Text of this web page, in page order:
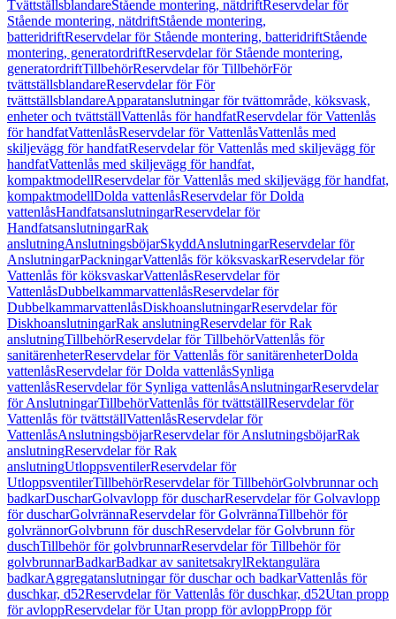
TvättställsblandareStående montering, nätdriftReservdelar för
Stående montering, nätdriftStående montering,
batteridriftReservdelar för Stående montering, batteridriftStående
montering, generatordriftReservdelar för Stående montering,
generatordriftTillbehörReservdelar för TillbehörFör
tvättställsblandareReservdelar för För
tvättställsblandareApparatanslutningar för tvättområde, köksvask,
enheter och tvättställVattenlås för handfatReservdelar för Vattenlås
för handfatVattenlåsReservdelar för VattenlåsVattenlås med
skiljevägg för handfatReservdelar för Vattenlås med skiljevägg för
handfatVattenlås med skiljevägg för handfat,
kompaktmodellReservdelar för Vattenlås med skiljevägg för handfat,
kompaktmodellDolda vattenlåsReservdelar för Dolda
vattenlåsHandfatsanslutningarReservdelar för
HandfatsanslutningarRak
anslutningAnslutningsböjarSkyddAnslutningarReservdelar för
AnslutningarPackningarVattenlås för köksvaskarReservdelar för
Vattenlås för köksvaskarVattenlåsReservdelar för
VattenlåsDubbelkammarvattenlåsReservdelar för
DubbelkammarvattenlåsDiskhoanslutningarReservdelar för
DiskhoanslutningarRak anslutningReservdelar för Rak
anslutningTillbehörReservdelar för TillbehörVattenlås för
sanitärenheterReservdelar för Vattenlås för sanitärenheterDolda
vattenlåsReservdelar för Dolda vattenlåsSynliga
vattenlåsReservdelar för Synliga vattenlåsAnslutningarReservdelar
för AnslutningarTillbehörVattenlås för tvättställReservdelar för
Vattenlås för tvättställVattenlåsReservdelar för
VattenlåsAnslutningsböjarReservdelar för AnslutningsböjarRak
anslutningReservdelar för Rak
anslutningUtloppsventilerReservdelar för
UtloppsventilerTillbehörReservdelar för TillbehörGolvbrunnar och
badkarDuscharGolvavlopp för duscharReservdelar för Golvavlopp
för duscharGolvrännaReservdelar för GolvrännaTillbehör för
golvrännorGolvbrunn för duschReservdelar för Golvbrunn för
duschTillbehör för golvbrunnarReservdelar för Tillbehör för
golvbrunnarBadkarBadkar av sanitetsakrylRektangulära
badkarAggregatanslutningar för duschar och badkarVattenlås för
duschkar, d52Reservdelar för Vattenlås för duschkar, d52Utan propp
för avloppReservdelar för Utan propp för avloppPropp för